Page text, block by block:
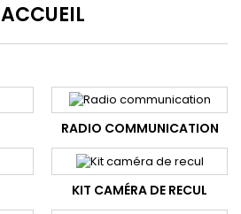
ACCUEIL
RADIO COMMUNICATION
KIT CAMÉRA DE RECUL